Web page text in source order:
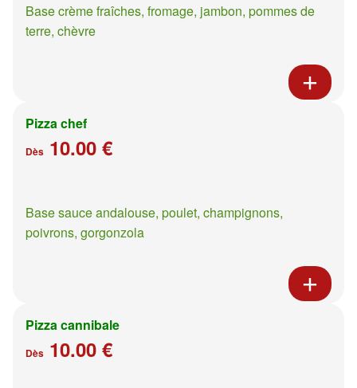
Base crème fraîches, fromage, jambon, pommes de
terre, chèvre
Pizza chef
Dès 10.00 €
Base sauce andalouse, poulet, champignons,
poivrons, gorgonzola
Pizza cannibale
Dès 10.00 €